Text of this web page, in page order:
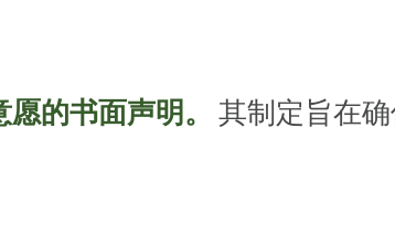
的书面声明。 其制定旨在